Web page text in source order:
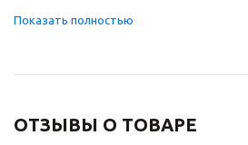
ОТЗЫВЫ О ТОВАРЕ